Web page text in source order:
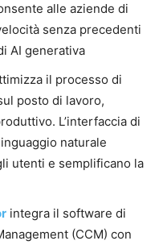
alle aziende di
senza precedenti
AI generativa
il processo di
posto di lavoro,
L’interfaccia di
naturale
utenti e semplificano la
integra il software di
(CCM) con